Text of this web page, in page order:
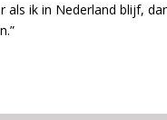
ik in Nederland blijf,